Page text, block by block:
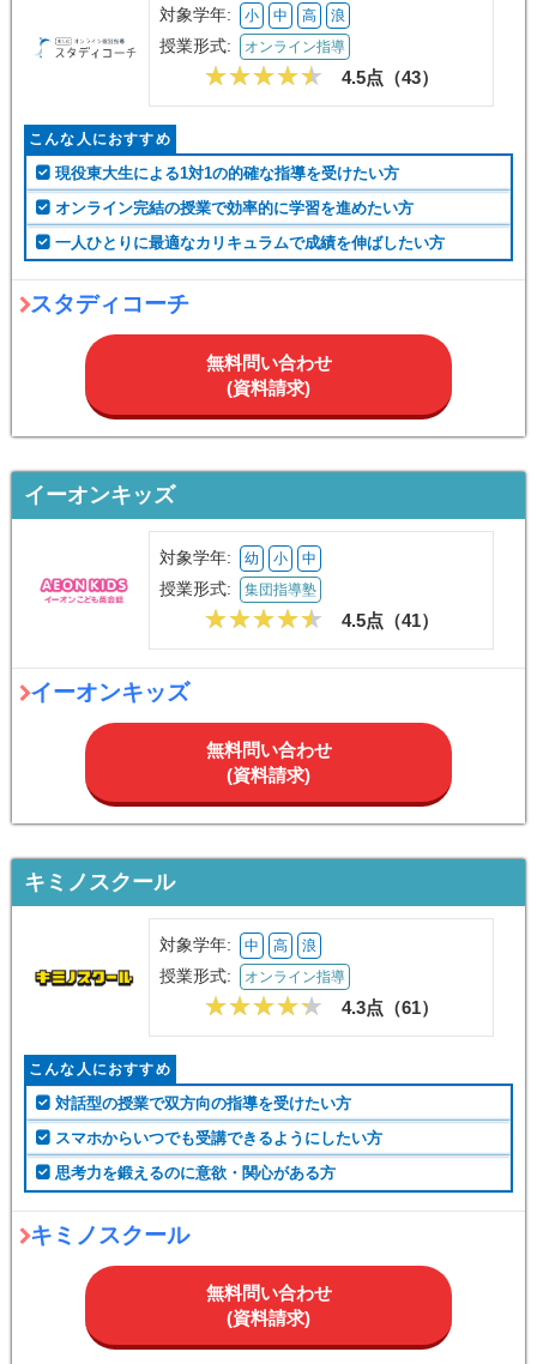
対象学年: 小 中 高 浪
授業形式: オンライン指導
4.5点（43）
こんな人におすすめ
現役東大生による1対1の的確な指導を受けたい方
オンライン完結の授業で効率的に学習を進めたい方
一人ひとりに最適なカリキュラムで成績を伸ばしたい方
スタディコーチ
無料問い合わせ
(資料請求)
イーオンキッズ
対象学年: 幼 小 中
授業形式: 集団指導塾
4.5点（41）
イーオンキッズ
無料問い合わせ
(資料請求)
キミノスクール
対象学年: 中 高 浪
授業形式: オンライン指導
4.3点（61）
こんな人におすすめ
対話型の授業で双方向の指導を受けたい方
スマホからいつでも受講できるようにしたい方
思考力を鍛えるのに意欲・関心がある方
キミノスクール
無料問い合わせ
(資料請求)